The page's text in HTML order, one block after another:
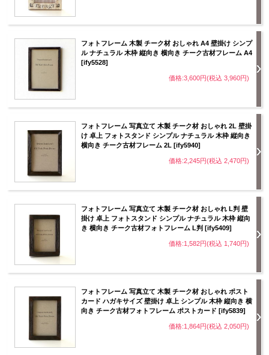
フォトフレーム 木製 チーク材 おしゃれ A4 壁掛け シンプ
ル ナチュラル 木枠 縦向き 横向き チーク古材フレーム A4
[ify5528]
価格:3,600円(税込 3,960円)
フォトフレーム 写真立て 木製 チーク材 おしゃれ 2L 壁掛
け 卓上 フォトスタンド シンプル ナチュラル 木枠 縦向き
横向き チーク古材フレーム 2L [ify5940]
価格:2,245円(税込 2,470円)
フォトフレーム 写真立て 木製 チーク材 おしゃれ L判 壁
掛け 卓上 フォトスタンド シンプル ナチュラル 木枠 縦向
き 横向き チーク古材フォトフレーム L判 [ify5409]
価格:1,582円(税込 1,740円)
フォトフレーム 写真立て 木製 チーク材 おしゃれ ポスト
カード ハガキサイズ 壁掛け 卓上 シンプル 木枠 縦向き 横
向き チーク古材フォトフレーム ポストカード [ify5839]
価格:1,864円(税込 2,050円)